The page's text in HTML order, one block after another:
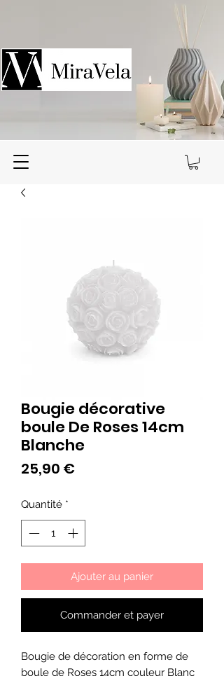
Bougie décorative
boule De Roses 14cm
Blanche
25,90 €Prix
Quantité *
Ajouter au panier
Commander et payer
Bougie de décoration en forme de
boule de Roses 14cm couleur Blanc